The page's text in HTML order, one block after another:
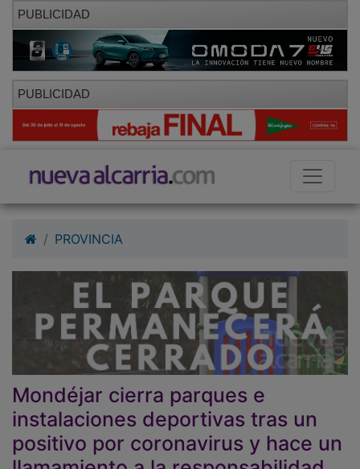
PUBLICIDAD
PUBLICIDAD
Mondéjar cierra parques e
instalaciones deportivas tras un
positivo por coronavirus y hace un
llamamiento a la responsabilidad